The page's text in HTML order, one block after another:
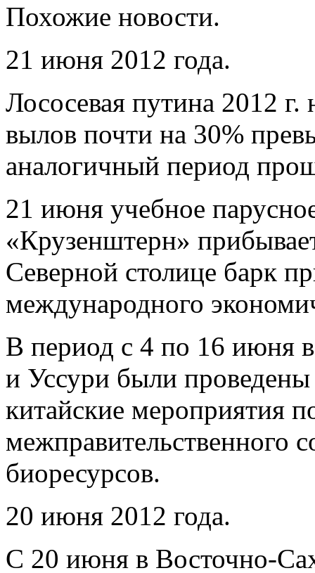
Похожие новости.
21 июня 2012 года.
Лососевая путина 2012
вылов почти на 30%
аналогичный период
21 июня учебное
«Крузенштерн»
Северной столице барк
международного
В период с 4 по 16 июня
и Уссури были
китайские мероприятия
межправительственного
биоресурсов.
20 июня 2012 года.
С 20 июня в Восточно-